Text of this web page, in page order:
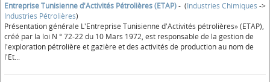
Entreprise Tunisienne d'Activités Pétrolières (ETAP)- (Industries Chimiques ->
Industries Pétrolières)
Présentation générale L'Entreprise Tunisienne d'Activités pétrolières» (ETAP),
créé par la loi N ° 72-22 du 10 Mars 1972, est responsable de la gestion de
l'exploration pétrolière et gazière et des activités de production au nom de
l'Et...